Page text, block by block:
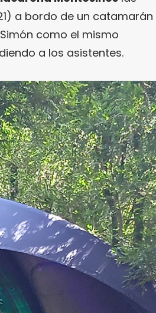
a bordo de un catamarán
como el mismo
a los asistentes.